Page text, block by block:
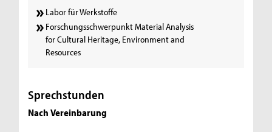
Labor für Werkstoffe
Forschungsschwerpunkt Material Analysis
for Cultural Heritage, Environment and
Resources
Sprechstunden
Nach Vereinbarung